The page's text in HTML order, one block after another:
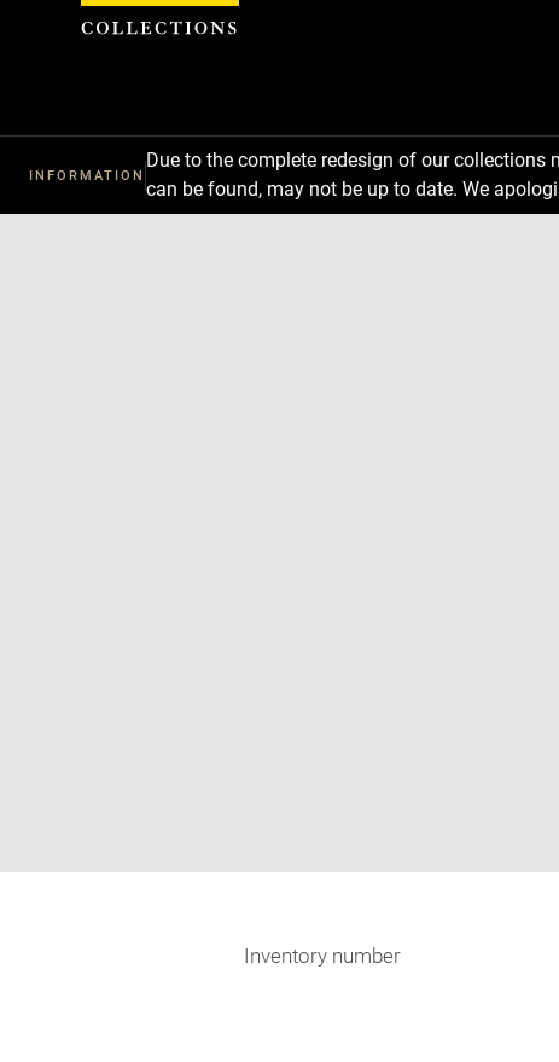
INFORMATION
Due to the complete redesign of our
can be found, may not be up to date. We
Inventory number
Cookies management panel